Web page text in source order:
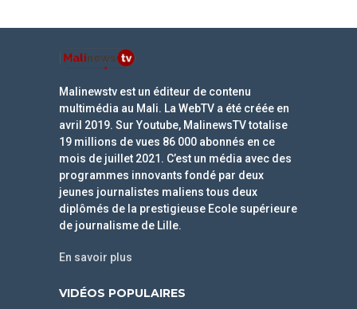
Malinewstv est un éditeur de contenu
multimédia au Mali. La WebTV a été créée en
avril 2019. Sur Youtube, MalinewsTV totalise
19 millions de vues 86 000 abonnés en ce
mois de juillet 2021. C’est un média avec des
programmes innovants fondé par deux
jeunes journalistes maliens tous deux
diplômés de la prestigieuse Ecole supérieure
de journalisme de Lille.
En savoir plus
VIDÉOS POPULAIRES